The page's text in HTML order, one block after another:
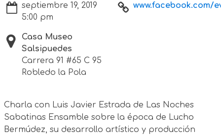
septiembre 19, 2019
5:00 pm
Casa Museo
Salsipuedes
Carrera 91 #65 C 95
Robledo la Pola
www.facebook.com/
Charla con Luis Javier Estrada de Las Noches
Sabatinas Ensamble sobre la época de Lucho
Bermúdez, su desarrollo artístico y producción